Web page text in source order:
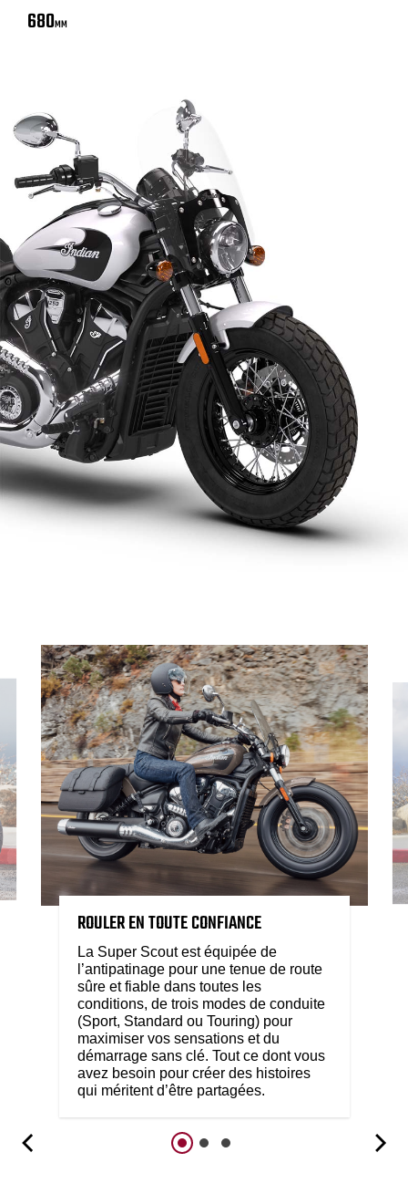
680MM
ROULER EN TOUTE CONFIANCE
La Super Scout est équipée de
l’antipatinage pour une tenue de route
sûre et fiable dans toutes les
conditions, de trois modes de conduite
(Sport, Standard ou Touring) pour
maximiser vos sensations et du
démarrage sans clé. Tout ce dont vous
avez besoin pour créer des histoires
qui méritent d’être partagées.